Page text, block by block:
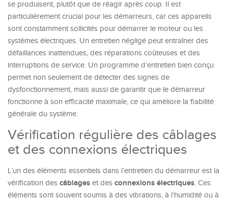
se produisent, plutôt que de réagir après coup. Il est
particulièrement crucial pour les démarreurs, car ces appareils
sont constamment sollicités pour démarrer le moteur ou les
systèmes électriques. Un entretien négligé peut entraîner des
défaillances inattendues, des réparations coûteuses et des
interruptions de service. Un programme d’entretien bien conçu
permet non seulement de détecter des signes de
dysfonctionnement, mais aussi de garantir que le démarreur
fonctionne à son efficacité maximale, ce qui améliore la fiabilité
générale du système.
Vérification régulière des câblages
et des connexions électriques
L’un des éléments essentiels dans l’entretien du démarreur est la
vérification des câblages et des connexions électriques. Ces
éléments sont souvent soumis à des vibrations, à l’humidité ou à